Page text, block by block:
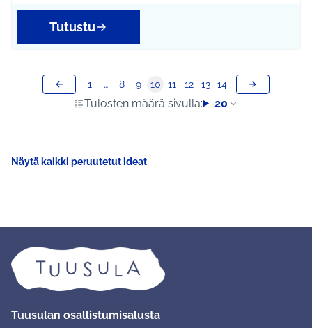
Tutustu
Tulosten määrä sivulla: 20
1 … 8 9 10 11 12 13 14
Näytä kaikki peruutetut ideat
Tuusulan osallistumisalusta